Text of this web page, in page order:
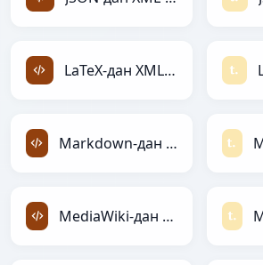
LaTeX-дан XML-ға
Markdown-дан XML-ға
MediaWiki-дан XML-ға